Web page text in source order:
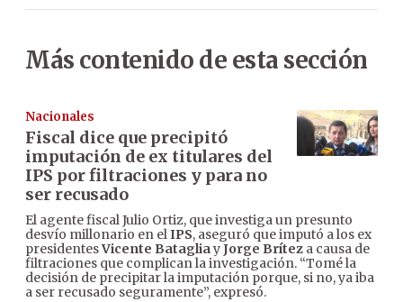
Más contenido de esta sección
Nacionales
Fiscal dice que precipitó
imputación de ex titulares del
IPS por filtraciones y para no
ser recusado
El agente fiscal Julio Ortiz, que investiga un presunto
desvío millonario en elIPS, aseguró que imputó a los ex
presidentesVicente BatagliayJorge Brítez a causa de
filtraciones que complican la investigación. “Tomé la
decisión de precipitar la imputación porque, si no, ya iba
a ser recusado seguramente”, expresó.